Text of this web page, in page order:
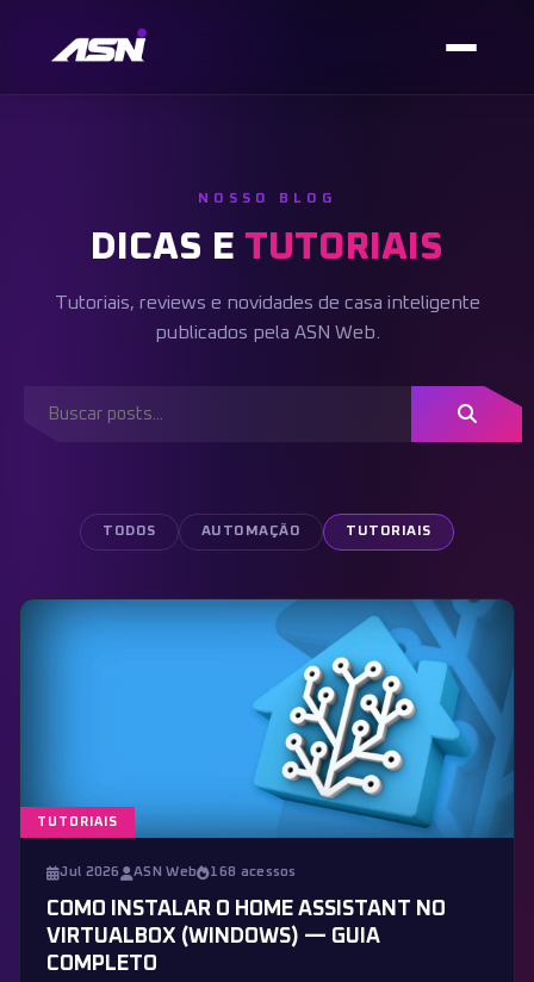
NOSSO BLOG
DICAS E TUTORIAIS
Tutoriais, reviews e novidades de casa inteligente
publicados pela ASN Web.
TODOS AUTOMAÇÃO TUTORIAIS
TUTORIAIS
Jul 2026 ASN Web 168 acessos
COMO INSTALAR O HOME ASSISTANT NO
VIRTUALBOX (WINDOWS) — GUIA
COMPLETO